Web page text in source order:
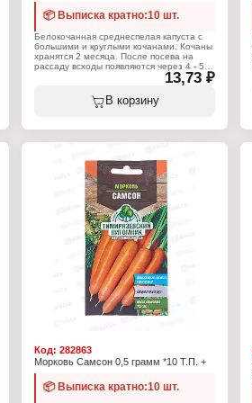
📦 Выписка кратно:10 шт.
Белокочанная среднеспелая капуста с
большими и круглыми кочанами. Кочаны
хранятся 2 месяца. После посева на
рассаду всходы появляются через 4 - 5
приготовления квашеной капусты.
Преимущества: Транспортабельный
сорт. Высокая лёжкость. Применяется
Сорт: среднеспелый. Период
Посев: январь - март. Посадка: март -
июль. Сбор урожая: июнь - август.
Характеристики:
Производитель: Тимирязевский
Тип товара: Семена
Вид товара: Капуста
Разновидность: белокочанная
Вариация: "Слава 1305"
Жизненный цикл: однолетник
Срок созревания: среднеспелый
Упаковка: пакет Евро
13,73 ₽
В корзину
Код: 282863
Морковь Самсон 0,5 грамм *10 Т.П. +
📦 Выписка кратно:10 шт.